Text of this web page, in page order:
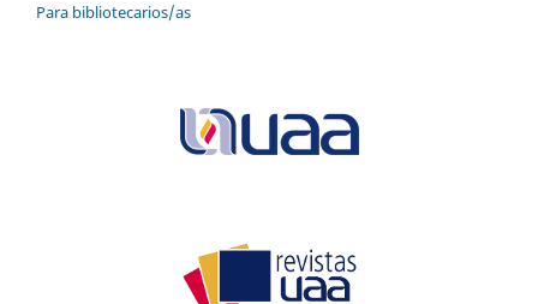
Para bibliotecarios/as